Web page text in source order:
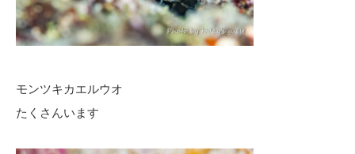
モンツキカエルウオ
たくさんいます